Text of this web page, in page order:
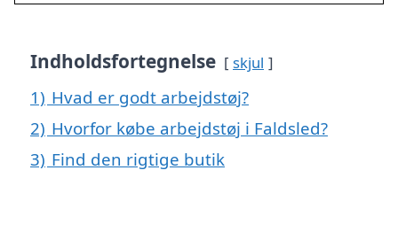
Indholdsfortegnelse skjul
1) Hvad er godt arbejdstøj?
2) Hvorfor købe arbejdstøj i Faldsled?
3) Find den rigtige butik